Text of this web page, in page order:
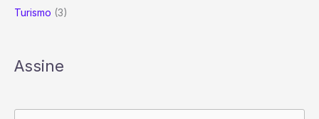
Turismo (3)
Assine